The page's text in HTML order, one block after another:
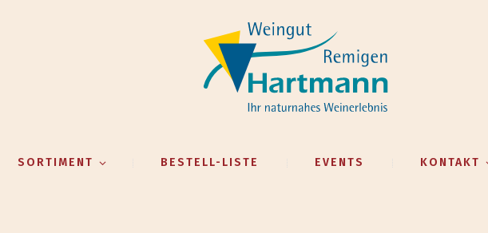
SORTIMENT BESTELL-LISTE EVENTS KONTAKT